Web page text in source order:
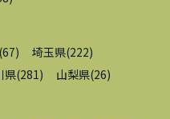
(67) 埼玉県(222)
県(281 ) 山梨県(26)